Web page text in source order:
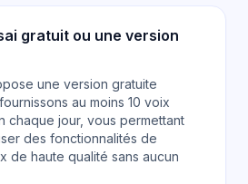
gratuit ou une version
une version gratuite
au moins 10 voix
chaque jour, vous permettant
des fonctionnalités de
de haute qualité sans aucun